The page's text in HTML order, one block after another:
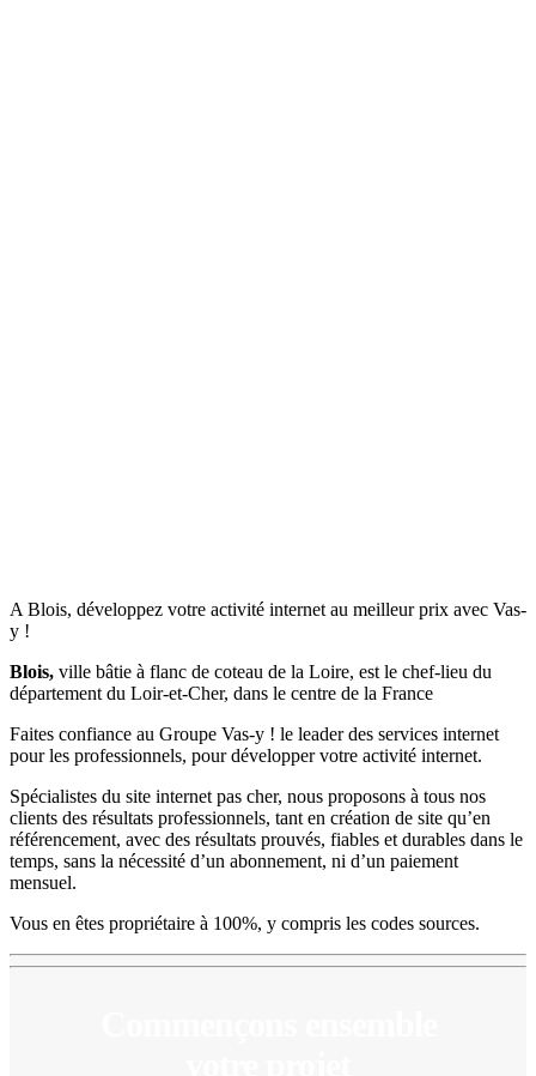
A Blois, développez votre activité internet au meilleur prix avec Vas-
y !
Blois, ville bâtie à flanc de coteau de la Loire, est le chef-lieu du
département du Loir-et-Cher, dans le centre de la France
Faites confiance au Groupe Vas-y ! le leader des services internet
pour les professionnels, pour développer votre activité internet.
Spécialistes du site internet pas cher, nous proposons à tous nos
clients des résultats professionnels, tant en création de site qu’en
référencement, avec des résultats prouvés, fiables et durables dans le
temps, sans la nécessité d’un abonnement, ni d’un paiement
mensuel.
Vous en êtes propriétaire à 100%, y compris les codes sources.